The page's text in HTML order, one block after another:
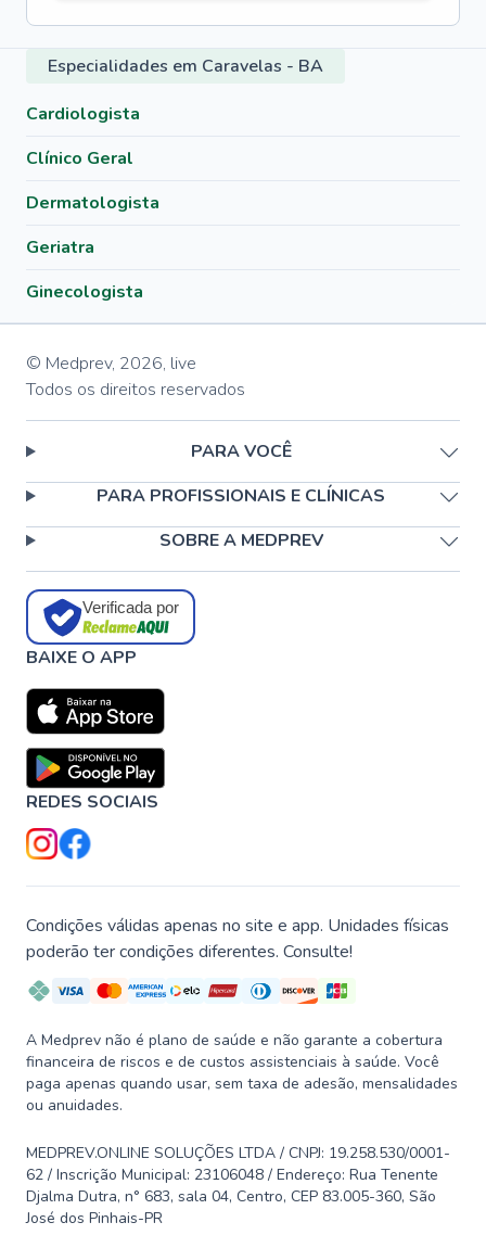
Especialidades em Caravelas - BA
Cardiologista
Clínico Geral
Dermatologista
Geriatra
Ginecologista
© Medprev, 2026, live
Todos os direitos reservados
PARA VOCÊ
PARA PROFISSIONAIS E CLÍNICAS
SOBRE A MEDPREV
Verificada por
BAIXE O APP
REDES SOCIAIS
Condições válidas apenas no site e app. Unidades físicas
poderão ter condições diferentes. Consulte!
A Medprev não é plano de saúde e não garante a cobertura
financeira de riscos e de custos assistenciais à saúde. Você
paga apenas quando usar, sem taxa de adesão, mensalidades
ou anuidades.
MEDPREV.ONLINE SOLUÇÕES LTDA / CNPJ: 19.258.530/0001-
62 / Inscrição Municipal: 23106048 / Endereço: Rua Tenente
Djalma Dutra, n° 683, sala 04, Centro, CEP 83.005-360, São
José dos Pinhais-PR